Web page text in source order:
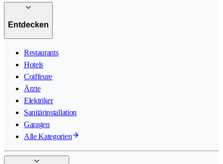
Entdecken
Restaurants
Hotels
Coiffeure
Ärzte
Elektriker
Sanitärinstallation
Garagen
Alle Kategorien